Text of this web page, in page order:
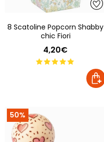
8 Scatoline Popcorn Shabby
chic Fiori
4,20€
50%